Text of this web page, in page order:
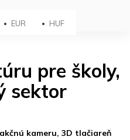
EUR HUF
pre školy,
sektor
kameru, 3D tlačiareň